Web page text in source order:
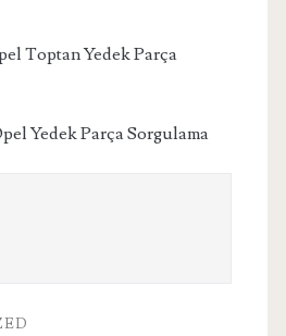
Toptan Yedek Parça
Yedek Parça Sorgulama